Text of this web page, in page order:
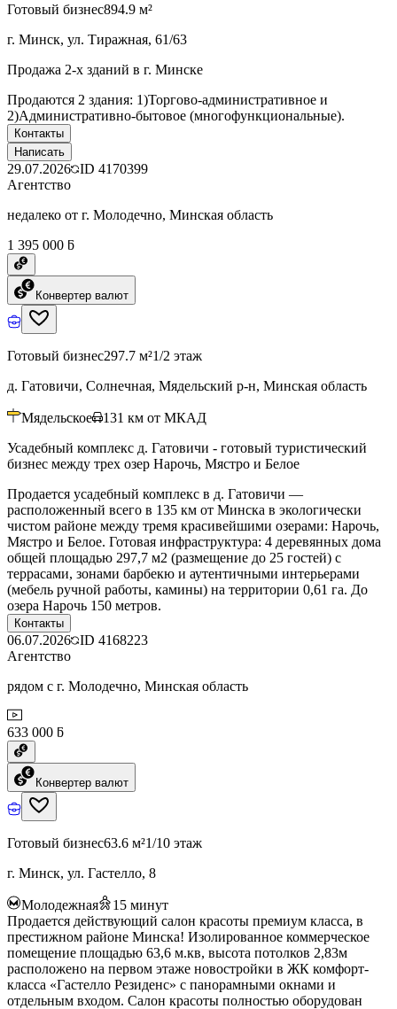
Готовый бизнес894.9 м²
г. Минск, ул. Тиражная, 61/63
Продажа 2-х зданий в г. Минске
Продаются 2 здания: 1)Торгово-административное и
2)Административно-бытовое (многофункциональные).
Контакты
Написать
29.07.2026 ID 4170399
Агентство
недалеко от г. Молодечно, Минская область
1 395 000 ƃ
Конвертер валют
Готовый бизнес297.7 м²1/2 этаж
д. Гатовичи, Солнечная, Мядельский р-н, Минская область
Мядельское 131 км от МКАД
Усадебный комплекс д. Гатовичи - готовый туристический
бизнес между трех озер Нарочь, Мястро и Белое
Продается усадебный комплекс в д. Гатовичи —
расположенный всего в 135 км от Минска в экологически
чистом районе между тремя красивейшими озерами: Нарочь,
Мястро и Белое. Готовая инфраструктура: 4 деревянных дома
общей площадью 297,7 м2 (размещение до 25 гостей) с
террасами, зонами барбекю и аутентичными интерьерами
(мебель ручной работы, камины) на территории 0,61 га. До
озера Нарочь 150 метров.
Контакты
06.07.2026 ID 4168223
Агентство
рядом с г. Молодечно, Минская область
633 000 ƃ
Конвертер валют
Готовый бизнес63.6 м²1/10 этаж
г. Минск, ул. Гастелло, 8
Молодежная 15 минут
Продается действующий салон красоты премиум класса, в
престижном районе Минска! Изолированное коммерческое
помещение площадью 63,6 м.кв, высота потолков 2,83м
расположено на первом этаже новостройки в ЖК комфорт-
класса «Гастелло Резиденс» с панорамными окнами и
отдельным входом. Салон красоты полностью оборудован